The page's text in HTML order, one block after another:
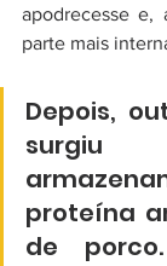
apodrecesse e,
parte mais
Depois,
proteína
de